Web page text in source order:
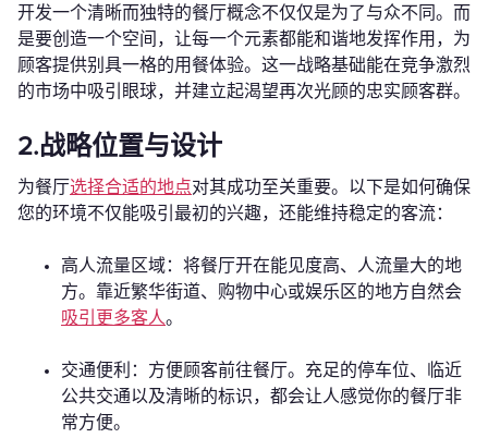
开发一个清晰而独特的餐厅概念不仅仅是为了与众不同。而
是要创造一个空间，让每一个元素都能和谐地发挥作用，为
顾客提供别具一格的用餐体验。这一战略基础能在竞争激烈
的市场中吸引眼球，并建立起渴望再次光顾的忠实顾客群。
2.战略位置与设计
为餐厅选择合适的地点对其成功至关重要。以下是如何确保
您的环境不仅能吸引最初的兴趣，还能维持稳定的客流：
高人流量区域：将餐厅开在能见度高、人流量大的地
方。靠近繁华街道、购物中心或娱乐区的地方自然会
吸引更多客人。
交通便利：方便顾客前往餐厅。充足的停车位、临近
公共交通以及清晰的标识，都会让人感觉你的餐厅非
常方便。